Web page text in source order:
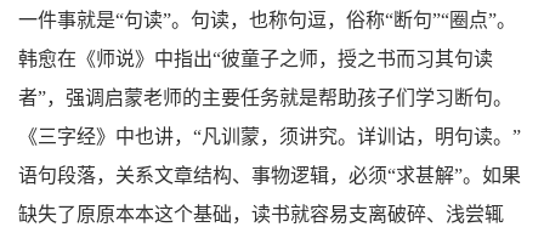
一件事就是“句读”。句读，也称句逗，俗称“断句”“圈点”。
韩愈在《师说》中指出“彼童子之师，授之书而习其句读
者”，强调启蒙老师的主要任务就是帮助孩子们学习断句。
《三字经》中也讲，“凡训蒙，须讲究。详训诂，明句读。”
语句段落，关系文章结构、事物逻辑，必须“求甚解”。如果
缺失了原原本本这个基础，读书就容易支离破碎、浅尝辄